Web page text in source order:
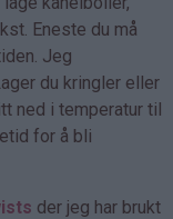
Eneste du må
Jeg
du kringler eller
ned i temperatur til
for å bli
der jeg har brukt